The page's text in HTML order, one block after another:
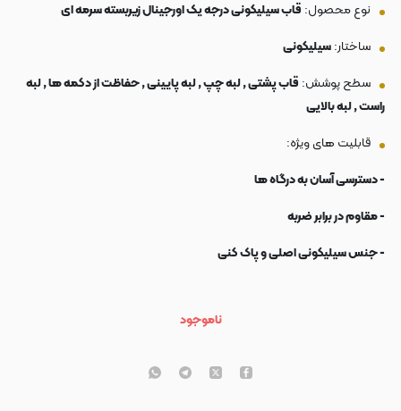
نوع محصول: قاب سیلیکونی درجه یک اورجینال زیربسته سرمه ای
ساختار:سیلیکونی
سطح پوشش: قاب پشتی , لبه چپ , لبه پایینی , حفاظت از دکمه ها , لبه
راست , لبه بالایی
قابلیت های ویژه:
- دسترسی آسان به درگاه ها
- مقاوم در برابر ضربه
- جنس سیلیکونی اصلی و پاک کنی
ناموجود